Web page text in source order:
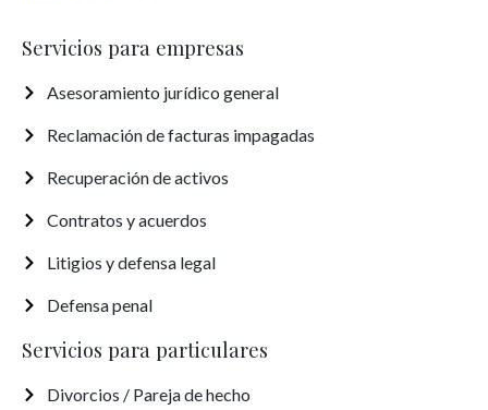
Servicios para empresas
Asesoramiento jurídico general
Reclamación de facturas impagadas
Recuperación de activos
Contratos y acuerdos
Litigios y defensa legal
Defensa penal
Servicios para particulares
Divorcios / Pareja de hecho